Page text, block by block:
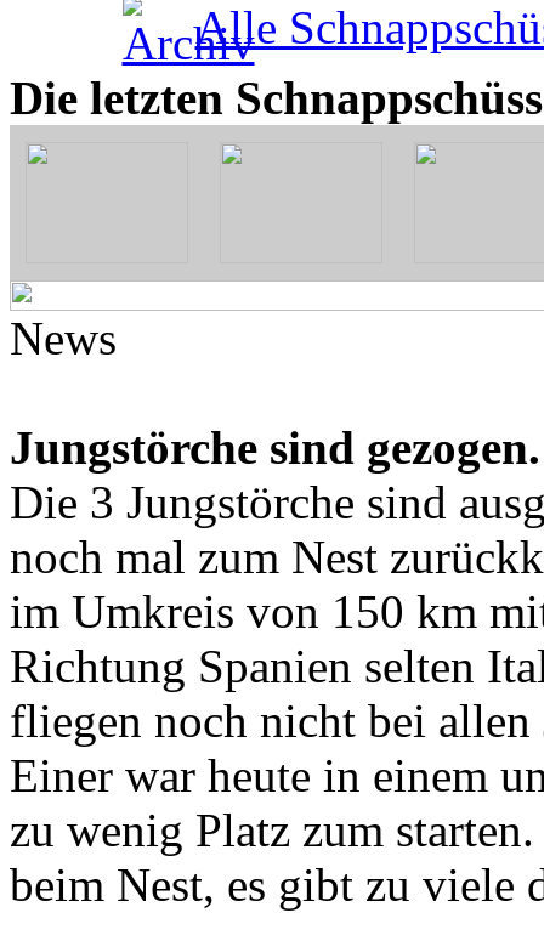
Alle
Die letzten
News
Jungstörche sind gezogen.
Die 3 Jungstörche sind
noch mal zum Nest
im Umkreis von 150 km
Richtung Spanien selten
fliegen noch nicht bei allen
Einer war heute in einem
zu wenig Platz zum
beim Nest, es gibt zu viele